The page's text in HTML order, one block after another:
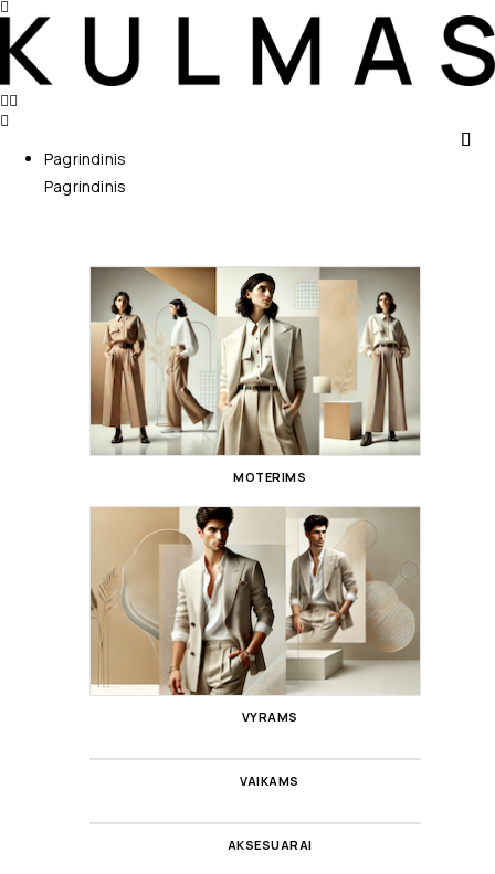
Pagrindinis
Pagrindinis
MOTERIMS
VYRAMS
VAIKAMS
AKSESUARAI